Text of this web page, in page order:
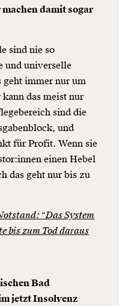
damit sogar
sind nie so
und universelle
geht immer nur um
das meist nur
sind die
und
für Profit. Wenn sie
einen Hebel
das geht nur bis zu
“Das System
bis zum Tod daraus
Bad
jetzt Insolvenz